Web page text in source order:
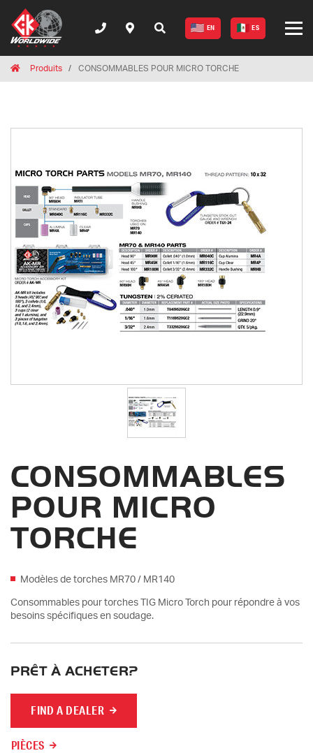
EN ES
HomeProduits CONSOMMABLES POUR MICRO TORCHE
CONSOMMABLES
POUR MICRO
TORCHE
Modèles de torches MR70 / MR140
Consommables pour torches TIG Micro Torch pour répondre à vos
besoins spécifiques en soudage.
PRÊT À ACHETER?
FIND A DEALER
PIÈCES